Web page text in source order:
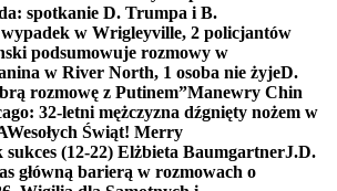
spotkanie D. Trumpa i B.
w Wrigleyville, 2 policjantów
podsumowuje rozmowy w
w River North, 1 osoba nie żyjeD.
rozmowę z Putinem”Manewry Chin
32-letni mężczyzna dźgnięty nożem w
Wesołych Świąt! Merry
(12-22) Elżbieta BaumgartnerJ.D.
główną barierą w rozmowach o